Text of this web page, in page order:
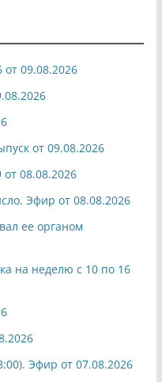
09.08.2026
от 09.08.2026
08.08.2026
Эфир от 08.08.2026
ее органом
на неделю с 10 по 16
Эфир от 07.08.2026